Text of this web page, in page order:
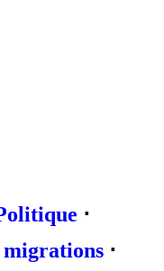
⋅
⋅